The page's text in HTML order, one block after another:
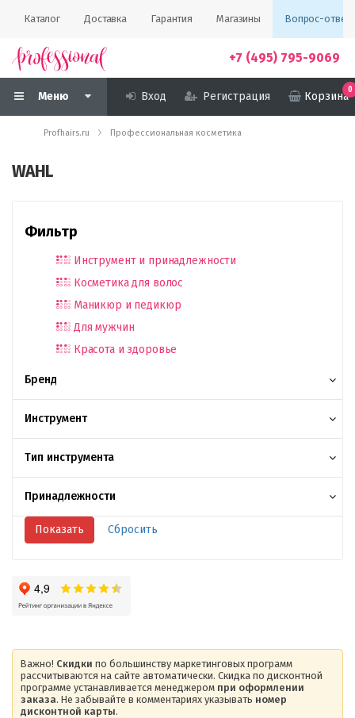
Каталог Доставка Гарантия Магазины Вопрос-ответ
+7 (495) 795-9069
Меню Вход Регистрация Корзина
0
Profhairs.ru Профессиональная косметика
WAHL
Фильтр
Инструмент и принадлежности
Косметика для волос
Маникюр и педикюр
Для мужчин
Красота и здоровье
Бренд
Инструмент
Тип инструмента
Принадлежности
Важно! Скидки по большинству маркетинговых программ
рассчитываются на сайте автоматически. Скидка по дисконтной
программе устанавливается менеджером при оформлении
заказа. Не забывайте в комментариях указывать номер
дисконтной карты.